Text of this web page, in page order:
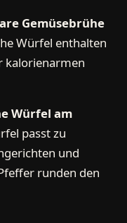
Gemüsebrühe
Würfel enthalten
kalorienarmen
Würfel am
passt zu
und
runden den